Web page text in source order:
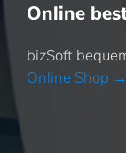
Online
bizSoft
Online Shop →